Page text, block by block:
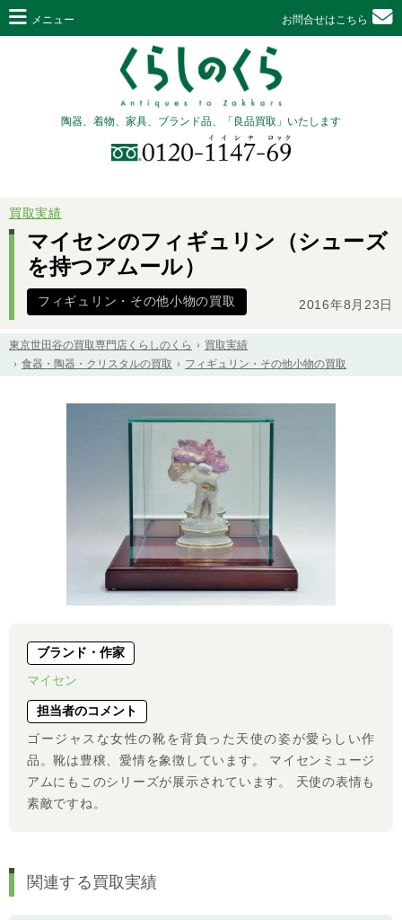
メニュー お問合せはこちら
陶器、着物、家具、ブランド品、「良品買取」いたします
買取実績
マイセンのフィギュリン（シューズ
を持つアムール）
フィギュリン・その他小物の買取 2016年8月23日
東京世田谷の買取専門店くらしのくら
買取実績
食器・陶器・クリスタルの買取
フィギュリン・その他小物の買取
ブランド・作家
マイセン
担当者のコメント
ゴージャスな女性の靴を背負った天使の姿が愛らしい作
品。靴は豊穣、愛情を象徴しています。 マイセンミュージ
アムにもこのシリーズが展示されています。 天使の表情も
素敵ですね。
関連する買取実績